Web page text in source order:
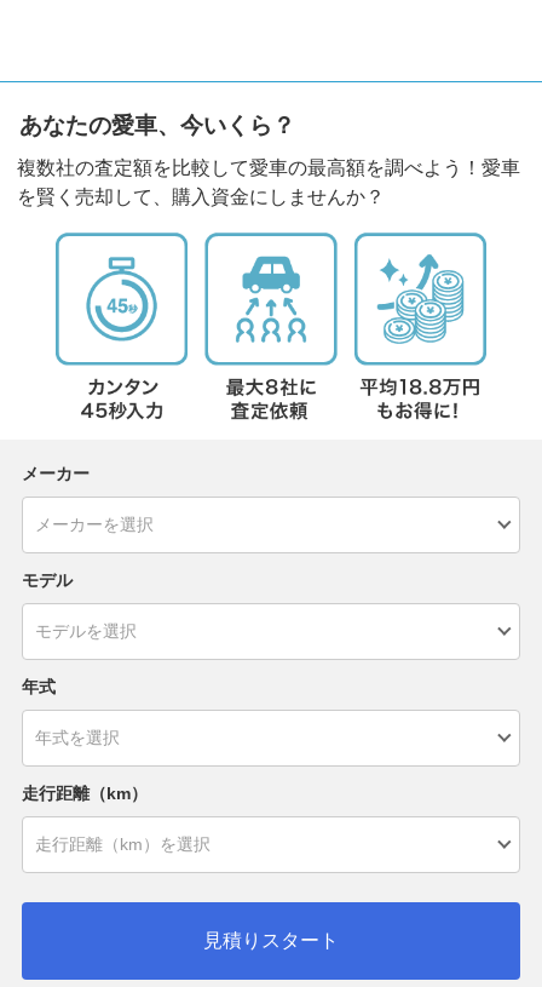
あなたの愛車、今いくら？
複数社の査定額を比較して愛車の最高額を調べよう！愛車
を賢く売却して、購入資金にしませんか？
メーカー
モデル
年式
走行距離（km）
見積りスタート